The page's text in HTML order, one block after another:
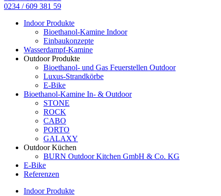
0234 / 609 381 59
Indoor Produkte
Bioethanol-Kamine Indoor
Einbaukonzepte
Wasserdampf-Kamine
Outdoor Produkte
Bioethanol- und Gas Feuerstellen Outdoor
Luxus-Strandkörbe
E-Bike
Bioethanol-Kamine In- & Outdoor
STONE
ROCK
CABO
PORTO
GALAXY
Outdoor Küchen
BURN Outdoor Kitchen GmbH & Co. KG
E-Bike
Referenzen
Indoor Produkte